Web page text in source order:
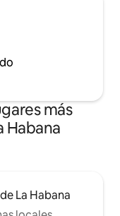
más
Habana
La Habana